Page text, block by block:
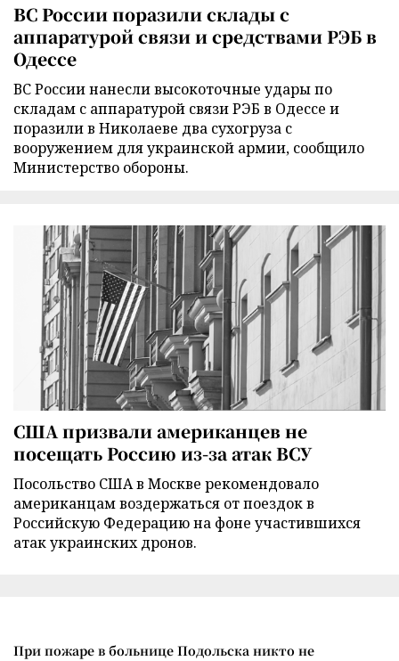
ВС России поразили склады с
аппаратурой связи и средствами РЭБ в
Одессе
ВС России нанесли высокоточные удары по
складам с аппаратурой связи РЭБ в Одессе и
поразили в Николаеве два сухогруза с
вооружением для украинской армии, сообщило
Министерство обороны.
США призвали американцев не
посещать Россию из-за атак ВСУ
Посольство США в Москве рекомендовало
американцам воздержаться от поездок в
Российскую Федерацию на фоне участившихся
атак украинских дронов.
При пожаре в больнице Подольска никто не